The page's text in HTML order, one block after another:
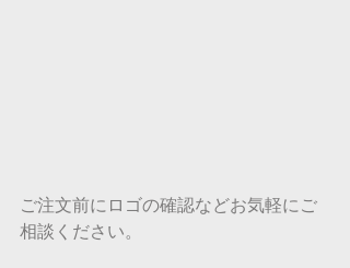
ご注文前にロゴの確認などお気軽にご
相談ください。